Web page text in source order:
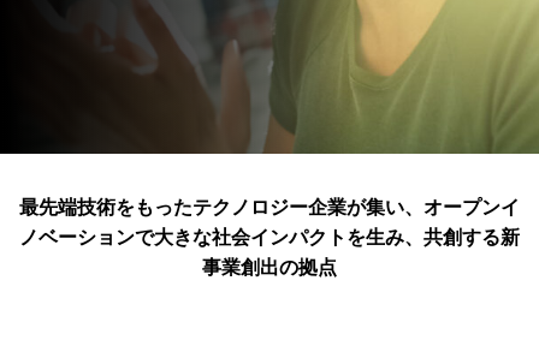
最先端技術をもったテクノロジー企業が集い、オープンイ
ノベーションで大きな社会インパクトを生み、共創する新
事業創出の拠点